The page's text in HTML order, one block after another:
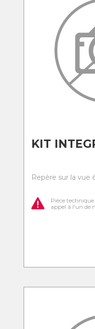
KIT
Repère sur la vue
Pièce
appel à l'un de